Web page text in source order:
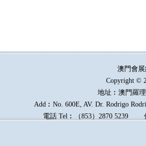
澳門會
Copyright ©
地址︰澳門羅
Add︰No. 600E, AV. Dr. Rodrigo
電話 Tel︰（853）2870 5239傳